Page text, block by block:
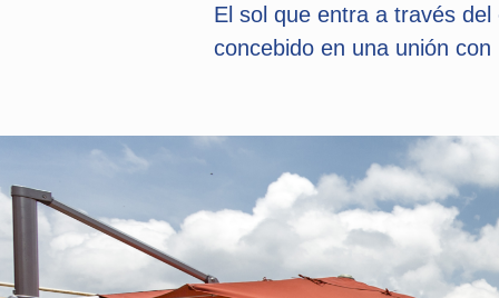
El sol que entra a través
concebido en una unión